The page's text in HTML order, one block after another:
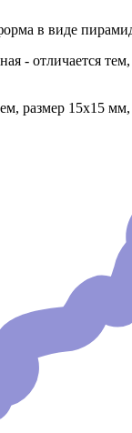
в виде
- отличается
размер 15х15